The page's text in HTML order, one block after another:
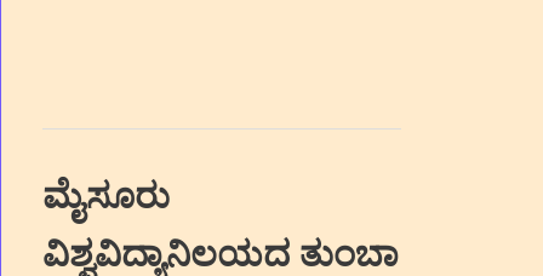
ಮೈಸೂರು
ವಿಶ್ವವಿದ್ಯಾನಿಲಯದ ತುಂಬಾ